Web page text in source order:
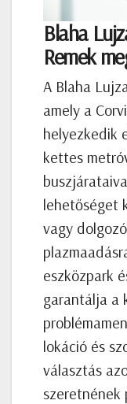
Blaha
Remek
A Blaha
amely a
helyezkedik
kettes
lehetőséget
vagy
eszközpark
garantálja a
lokáció és
választás
szeretnének